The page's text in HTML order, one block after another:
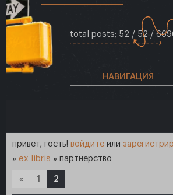
total posts: 52 / 52 /
НАВИГАЦИЯ
привет, гость! войдите или
» ex libris » партнерство
« 1 2